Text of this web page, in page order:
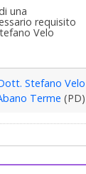
una
requisito
Velo
Stefano Velo
Terme (PD)